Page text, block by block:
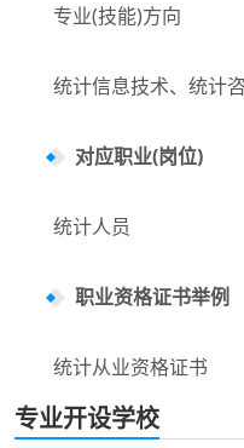
专业(技能)方向
统计信息技术、统计
对应职业(岗位)
统计人员
职业资格证书举例
统计从业资格证书
专业开设学校